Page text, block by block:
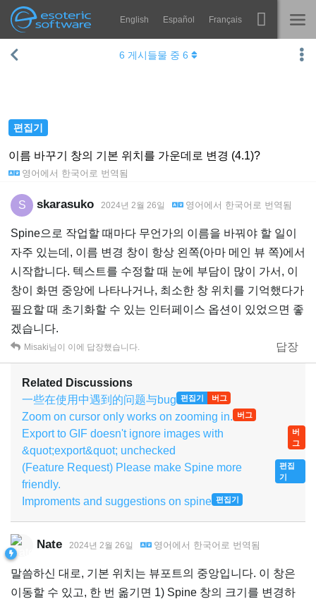
Esoteric Software
Navigation English Español Français
홈 Spine
FAQ
평가판 사용
구매
편집기
이름 바꾸기 창의 기본 위치를 가운데로 변경 (4.1)?
영어 에서 한국어 로 번역됨
6 게시들물 중 6
S skarasuko 2024년 2월 26일 영어 에서 한국어 로 번역됨
Spine으로 작업할 때마다 무언가의 이름을 바꿔야 할 일이
자주 있는데, 이름 변경 창이 항상 왼쪽(아마 메인 뷰 쪽)에서
시작합니다. 텍스트를 수정할 때 눈에 부담이 많이 가서, 이
창이 화면 중앙에 나타나거나, 최소한 창 위치를 기억했다가
필요할 때 초기화할 수 있는 인터페이스 옵션이 있었으면 좋
겠습니다.
답장
Misaki님이 이에 답장했습니다.
Related Discussions
一些在使用中遇到的问题与bug 편집기 버그
Zoom on cursor only works on zooming in. 버그
Export to GIF doesn't ignore images with
&quot;export&quot; unchecked
버
그
(Feature Request) Please make Spine more
friendly.
편집
기
Improments and suggestions on spine 편집기
Nate 2024년 2월 26일 영어 에서 한국어 로 번역됨
말씀하신 대로, 기본 위치는 뷰포트의 중앙입니다. 이 창은
이동할 수 있고, 한 번 옮기면 1) Spine 창의 크기를 변경하